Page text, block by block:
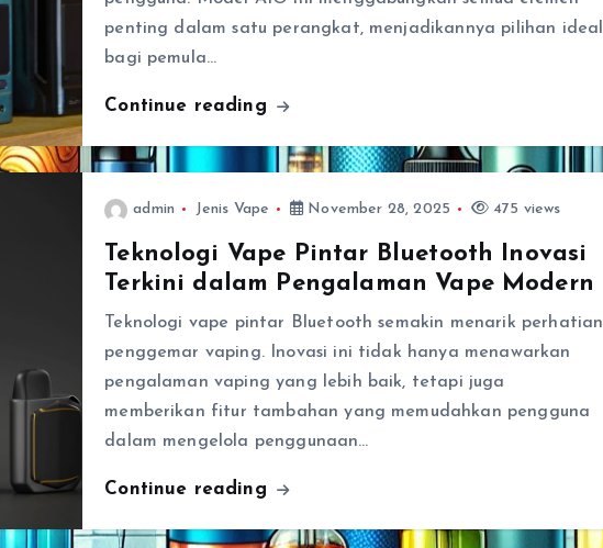
penting dalam satu perangkat, menjadikannya pilihan ideal
bagi pemula…
Continue reading
admin Jenis Vape November 28, 2025 475 views
Teknologi Vape Pintar Bluetooth Inovasi
Terkini dalam Pengalaman Vape Modern
Teknologi vape pintar Bluetooth semakin menarik perhatian
penggemar vaping. Inovasi ini tidak hanya menawarkan
pengalaman vaping yang lebih baik, tetapi juga
memberikan fitur tambahan yang memudahkan pengguna
dalam mengelola penggunaan…
Continue reading